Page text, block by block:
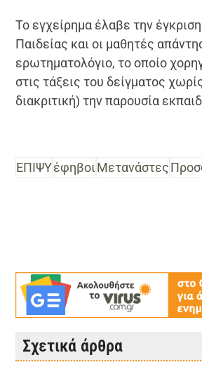
Το εγχείρημα έλαβε την
Παιδείας και οι μαθητές
ερωτηματολόγιο, το οποίο
στις τάξεις του δείγματος
διακριτική) την παρουσία
ΕΠΙΨΥέφηβοιΜετανάστες
Σχετικά άρθρα